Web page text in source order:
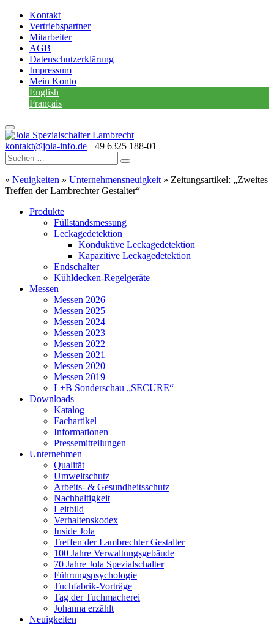
Kontakt
Vertriebspartner
Mitarbeiter
AGB
Datenschutzerklärung
Impressum
Mein Konto
English
Français
kontakt@jola-info.de +49 6325 188-01
» Neuigkeiten » Unternehmensneuigkeit » Zeitungsartikel: „Zweites
Treffen der Lambrechter Gestalter“
Produkte
Füllstandsmessung
Leckagedetektion
Konduktive Leckagedetektion
Kapazitive Leckagedetektion
Endschalter
Kühldecken-Regelgeräte
Messen
Messen 2026
Messen 2025
Messen 2024
Messen 2023
Messen 2022
Messen 2021
Messen 2020
Messen 2019
L+B Sonderschau „SECURE“
Downloads
Katalog
Fachartikel
Informationen
Pressemitteilungen
Unternehmen
Qualität
Umweltschutz
Arbeits- & Gesundheitsschutz
Nachhaltigkeit
Leitbild
Verhaltenskodex
Inside Jola
Treffen der Lambrechter Gestalter
100 Jahre Verwaltungsgebäude
70 Jahre Jola Spezialschalter
Führungspsychologie
Tuchfabrik-Vorträge
Tag der Tuchmacherei
Johanna erzählt
Neuigkeiten